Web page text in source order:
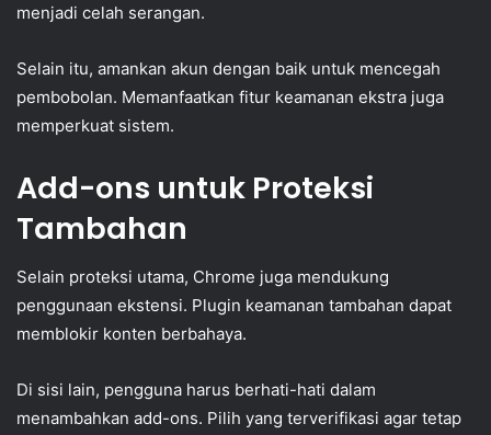
menjadi celah serangan.
Selain itu, amankan akun dengan baik untuk mencegah
pembobolan. Memanfaatkan fitur keamanan ekstra juga
memperkuat sistem.
Add-ons untuk Proteksi
Tambahan
Selain proteksi utama, Chrome juga mendukung
penggunaan ekstensi. Plugin keamanan tambahan dapat
memblokir konten berbahaya.
Di sisi lain, pengguna harus berhati-hati dalam
menambahkan add-ons. Pilih yang terverifikasi agar tetap